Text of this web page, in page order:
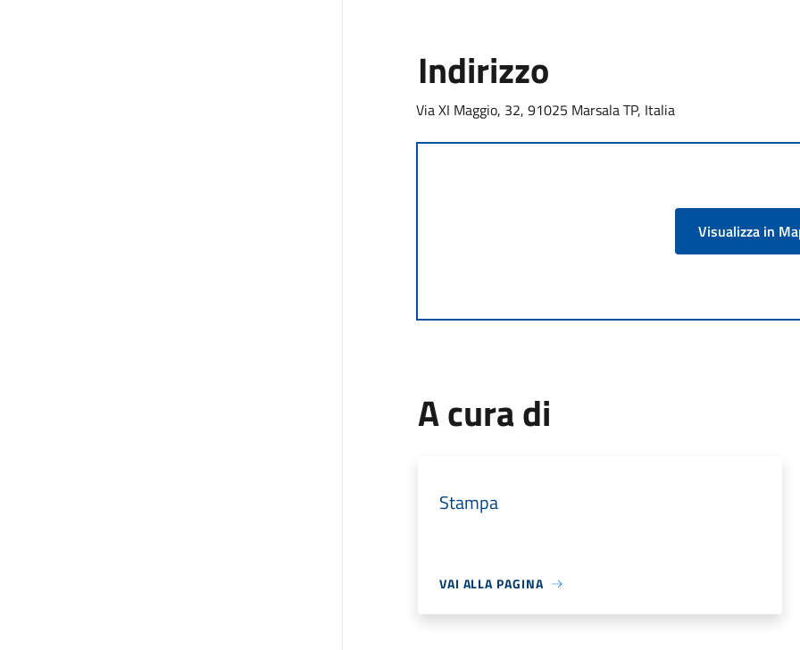
Indirizzo
Via XI Maggio, 32, 91025 Marsala TP, Italia
Visualizza in
A cura di
Stampa
VAI ALLA PAGINA